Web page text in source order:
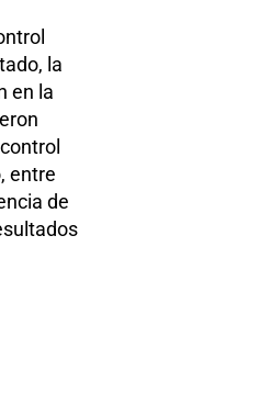
la
en la
entre
de